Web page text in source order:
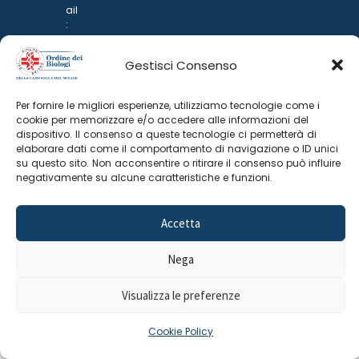
Gestisci Consenso
Per fornire le migliori esperienze, utilizziamo tecnologie come i
cookie per memorizzare e/o accedere alle informazioni del
dispositivo. Il consenso a queste tecnologie ci permetterà di
elaborare dati come il comportamento di navigazione o ID unici
su questo sito. Non acconsentire o ritirare il consenso può influire
negativamente su alcune caratteristiche e funzioni.
Accetta
Nega
Visualizza le preferenze
Cookie Policy
ail
:
rp
d
@
p
n
ar
i.it
Privacy Policy